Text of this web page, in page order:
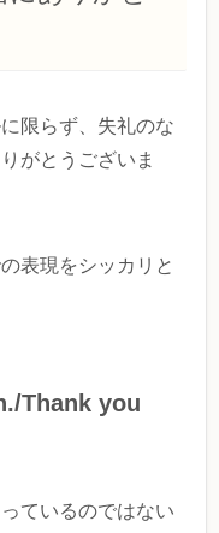
限らず、失礼のな
がとうございま
表現をシッカリと
Thank you
ているのではない